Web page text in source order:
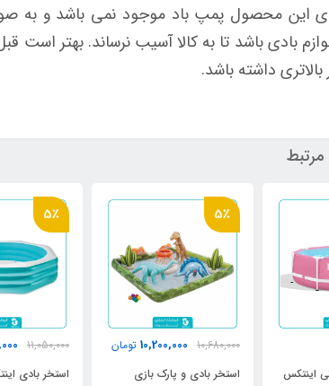
این محصول پمپ باد موجود نمی باشد و به
بادی باشد تا به کالا آسیب نرساند. بهتر است
داشته باشد.
اینتکس
5٪
10,680,000
10,200,000 تومان
استخر بادی و پارک بازی
5٪
11,050,000
استخر بادی